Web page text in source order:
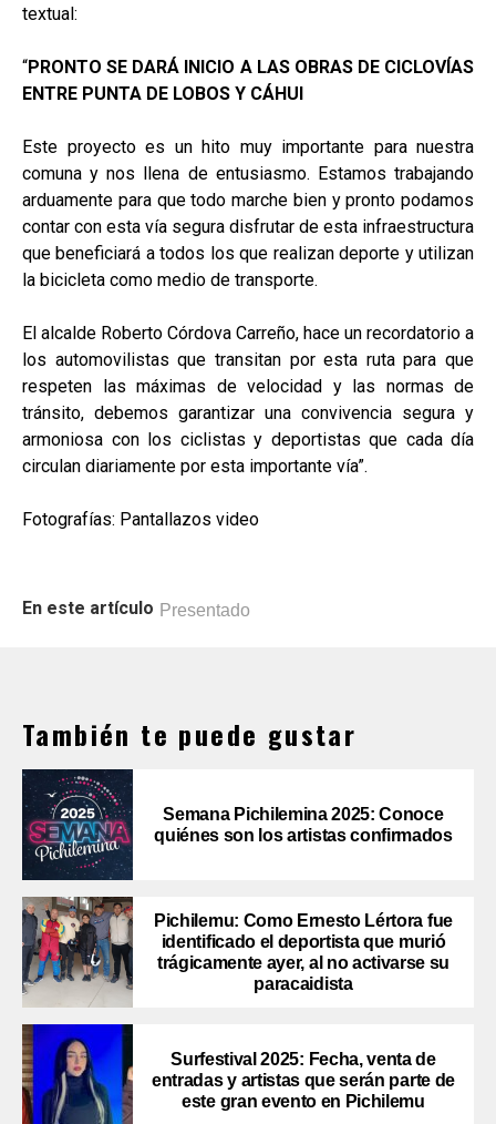
textual:
“PRONTO SE DARÁ INICIO A LAS OBRAS DE CICLOVÍAS
ENTRE PUNTA DE LOBOS Y CÁHUI
Este proyecto es un hito muy importante para nuestra
comuna y nos llena de entusiasmo. Estamos trabajando
arduamente para que todo marche bien y pronto podamos
contar con esta vía segura disfrutar de esta infraestructura
que beneficiará a todos los que realizan deporte y utilizan
la bicicleta como medio de transporte.
El alcalde Roberto Córdova Carreño, hace un recordatorio a
los automovilistas que transitan por esta ruta para que
respeten las máximas de velocidad y las normas de
tránsito, debemos garantizar una convivencia segura y
armoniosa con los ciclistas y deportistas que cada día
circulan diariamente por esta importante vía”.
Fotografías: Pantallazos video
En este artículo Presentado
También te puede gustar
Semana Pichilemina 2025: Conoce
quiénes son los artistas confirmados
Pichilemu: Como Ernesto Lértora fue
identificado el deportista que murió
trágicamente ayer, al no activarse su
paracaidista
Surfestival 2025: Fecha, venta de
entradas y artistas que serán parte de
este gran evento en Pichilemu